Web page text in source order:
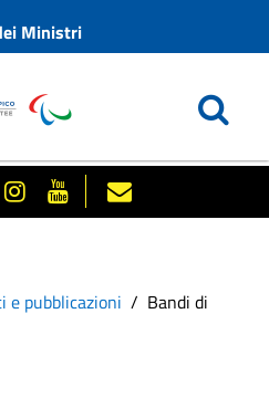
Ministri
e pubblicazioni
Bandi di